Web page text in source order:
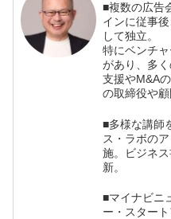
■複数の広告
インに従事
して独立。
特にベンチ
があり、多
支援やM&A
の取締役や顧
■多様な講師
ス・ラボの
施。ビジネ
新。
■マイナビニ
ー・スタート